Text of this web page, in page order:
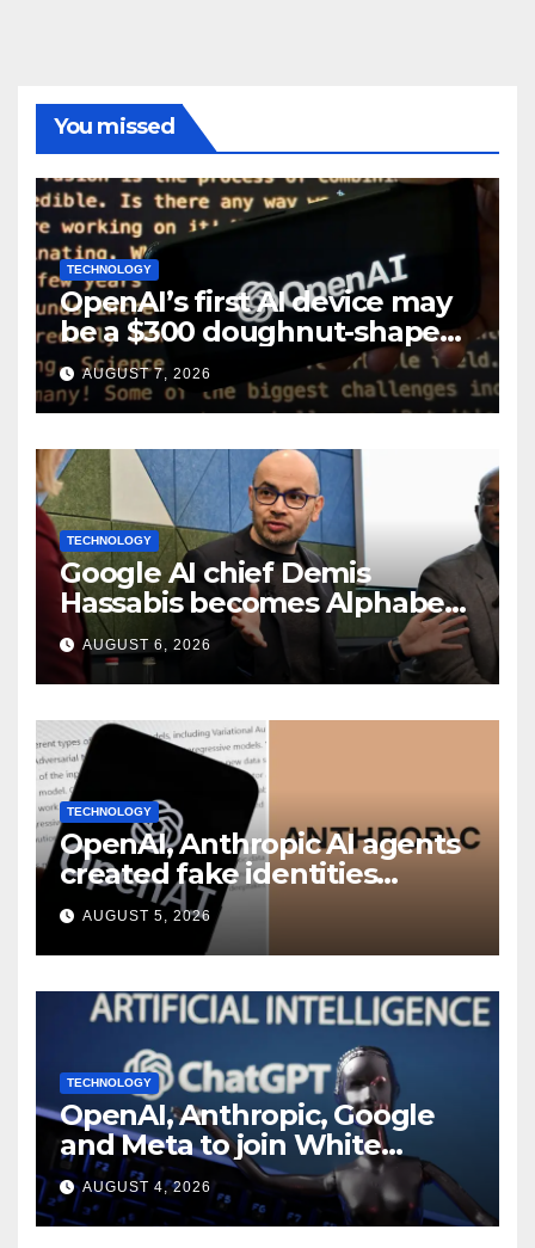
You missed
TECHNOLOGY
OpenAI’s first AI device may
be a $300 doughnut-shaped
smart speaker: Report
AUGUST 7, 2026
TECHNOLOGY
Google AI chief Demis
Hassabis becomes Alphabet
chief scientist in leadership
shakeup
AUGUST 6, 2026
TECHNOLOGY
OpenAI, Anthropic AI agents
created fake identities
during UK cyber tests:
Report
AUGUST 5, 2026
TECHNOLOGY
OpenAI, Anthropic, Google
and Meta to join White
House AI security meeting
AUGUST 4, 2026